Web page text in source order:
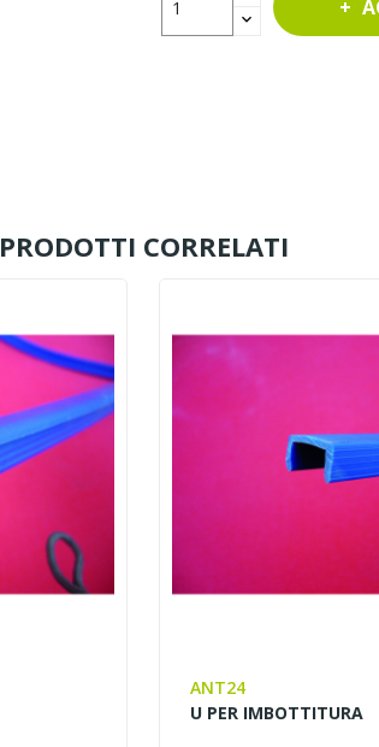
PRODOTTI CORRELATI
ANT24
U PER IMBOTTITURA